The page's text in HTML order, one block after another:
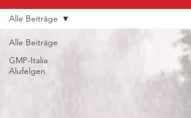
Alle Beiträge
GMP-Italia
Alufelgen
Alle Beiträge